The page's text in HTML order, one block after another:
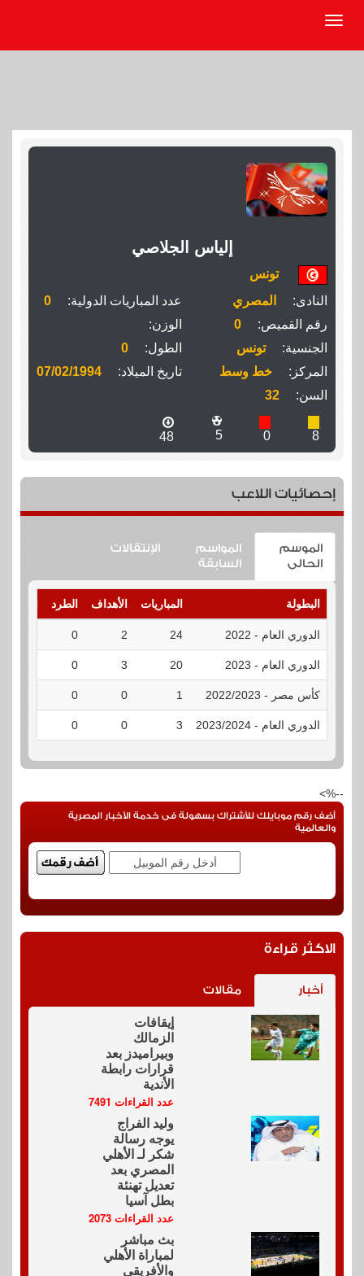
إلياس الجلاصي
تونس
النادى:
المصري عدد المباريات الدولية:
0
رقم القميص:
0
الوزن:
الجنسية:
تونس الطول:
0
المركز:
خط وسط تاريخ الميلاد:
07/02/1994
السن:
32
8
0
5
48
إحصائيات اللاعب
الموسم
الحالى
المواسم
السابقة
الإنتقالات
البطولة المباريات الأهداف الطرد
الدوري العام - 2022 24
2
0
الدوري العام - 2023 20
3
0
كأس مصر - 2022/2023 1
0
0
الدوري العام - 2023/2024 3
0
0
--%>
أضف رقم موبايلك للأشتراك بسهولة فى خدمة الأخبار المصرية
والعالمية
الاكثر قراءة
أخبار مقالات
إيقافات
الزمالك
وبيراميدز بعد
قرارات رابطة
الأندية
عدد القراءات 7491
وليد الفراج
يوجه رسالة
شكر لـ الأهلي
المصري بعد
تعديل تهنئة
بطل آسيا
عدد القراءات 2073
بث مباشر
لمباراة الأهلي
والأفريقي